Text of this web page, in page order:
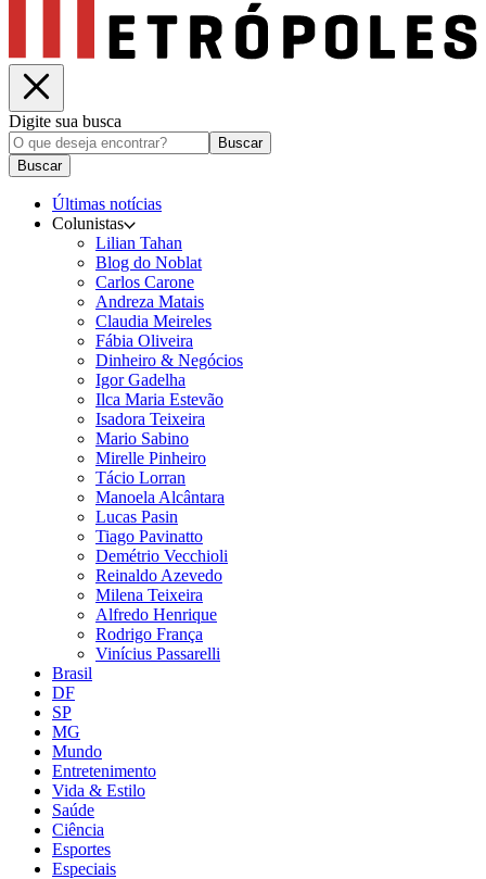
Digite sua busca
Buscar
Buscar
Últimas notícias
Colunistas
Lilian Tahan
Blog do Noblat
Carlos Carone
Andreza Matais
Claudia Meireles
Fábia Oliveira
Dinheiro & Negócios
Igor Gadelha
Ilca Maria Estevão
Isadora Teixeira
Mario Sabino
Mirelle Pinheiro
Tácio Lorran
Manoela Alcântara
Lucas Pasin
Tiago Pavinatto
Demétrio Vecchioli
Reinaldo Azevedo
Milena Teixeira
Alfredo Henrique
Rodrigo França
Vinícius Passarelli
Brasil
DF
SP
MG
Mundo
Entretenimento
Vida & Estilo
Saúde
Ciência
Esportes
Especiais